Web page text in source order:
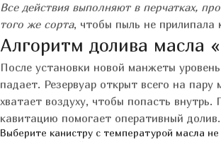
Все действия выполняют в перчатках,
того же сорта, чтобы пыль не прилипала
Алгоритм долива масла
После установки новой манжеты
падает. Резервуар открыт всего на пару
хватает воздуху, чтобы попасть внутрь.
кавитацию помогает оперативный долив.
Выберите канистру с температурой масла не